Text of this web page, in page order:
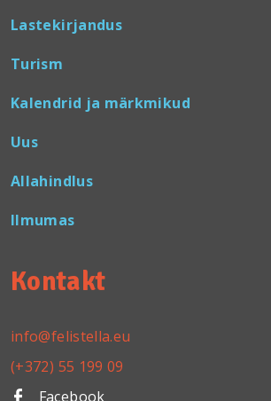
Lastekirjandus
Turism
Kalendrid ja märkmikud
Uus
Allahindlus
Ilmumas
Kontakt
info@felistella.eu
(+372) 55 199 09
Facebook